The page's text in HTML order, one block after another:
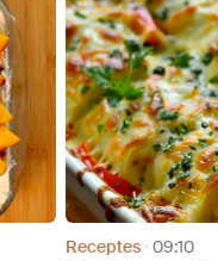
Receptes 09:10